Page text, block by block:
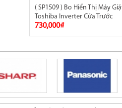
( SP1509 ) Bo Hiển Thị Máy
Toshiba Inverter Cửa Trước
730,000₫